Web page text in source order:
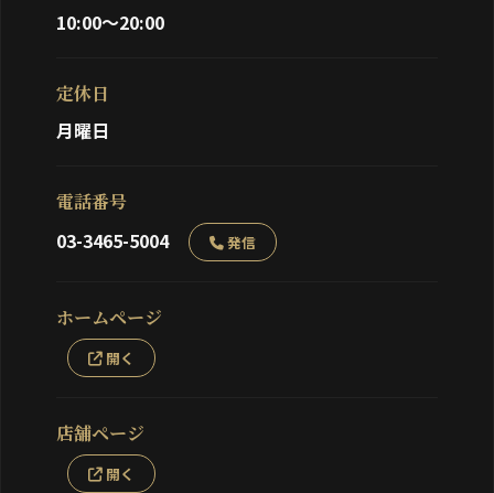
10:00～20:00
定休日
月曜日
電話番号
03-3465-5004 発信
ホームページ
開く
店舗ページ
開く